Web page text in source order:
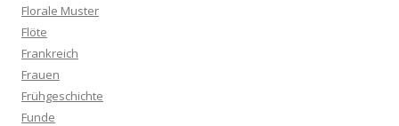
Florale Muster
Flöte
Frankreich
Frauen
Frühgeschichte
Funde